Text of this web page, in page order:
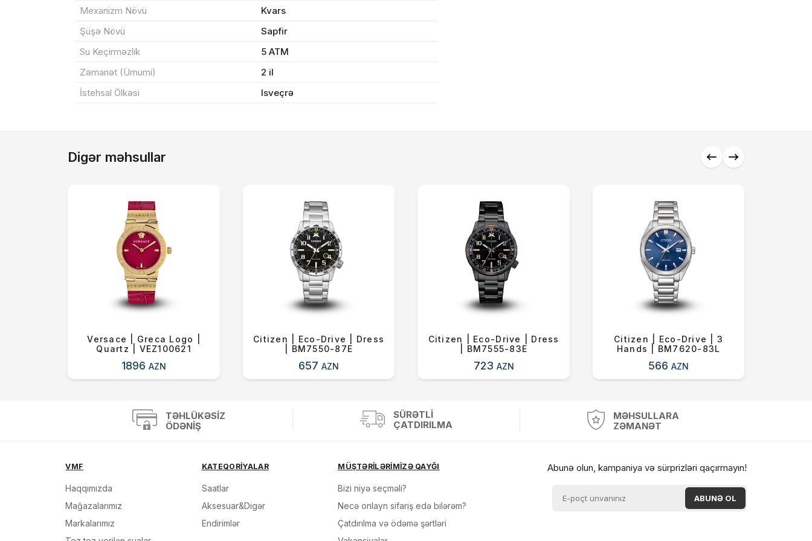
Mexanizm Növü
Kvars
Şüşə Növü
Sapfir
Su Keçirməzlik
5 ATM
Zəmanət (Ümumi)
2 il
İstehsal Ölkəsi
Isveçrə
Digər məhsullar
Versace | Greca Logo |
Quartz | VEZ100621
1896AZN
Citizen | Eco-Drive | Dress
| BM7550-87E
657AZN
Citizen | Eco-Drive | Dress
| BM7555-83E
723 AZN
Citizen | Eco-Drive | 3
Hands | BM7620-83L
566AZN
TƏHLÜKƏSIZ
ÖDƏNIŞ
SÜRƏTLI
ÇATDIRILMA
MƏHSULLARA
ZƏMANƏT
VMF
Haqqımızda
Mağazalarımız
Markalarımız
KATEQORİYALAR
Saatlar
Aksesuar&Digər
Endirimlər
MÜŞTƏRİLƏRİMİZƏ QAYĞI
Bizi niyə seçməli?
Necə onlayn sifariş edə bilərəm?
Çatdırılma və ödəmə şərtləri
Abunə olun, kampaniya və sürprizləri qaçırmayın!